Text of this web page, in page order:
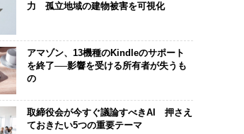
力 孤立地域の建物被害を可視化
アマゾン、13機種のKindleのサポート
を終了──影響を受ける所有者が失うも
の
取締役会が今すぐ議論すべきAI 押さえ
ておきたい5つの重要テーマ